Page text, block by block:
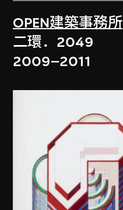
OPEN建築事務所
二環．2049
2009–2011